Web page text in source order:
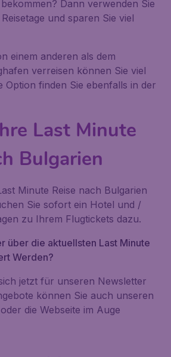
Dann verwenden Sie
und sparen Sie viel
einem anderen als dem
verreisen können Sie viel
Option finden Sie ebenfalls in der
Last Minute
Bulgarien
Minute Reise nach Bulgarien
Sie sofort ein Hotel und /
zu Ihrem Flugtickets dazu.
über die aktuellsten Last Minute
Werden?
jetzt für unseren Newsletter
können Sie auch unseren
die Webseite im Auge